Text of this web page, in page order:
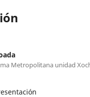
Metropolitana unidad